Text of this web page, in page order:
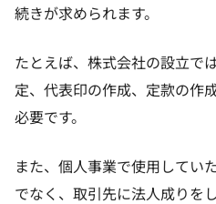
続きが求められます。
たとえば、株式会社の設立で
定、代表印の作成、定款の作
必要です。
また、個人事業で使用してい
でなく、取引先に法人成りを